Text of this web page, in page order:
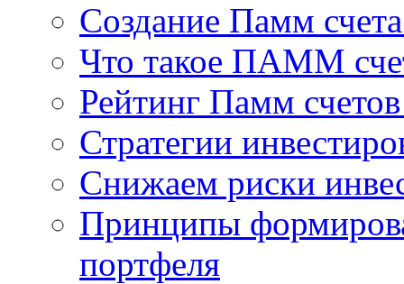
Создание Памм
Что такое ПАММ
Рейтинг Памм
Стратегии
Снижаем риски
Принципы
портфеля